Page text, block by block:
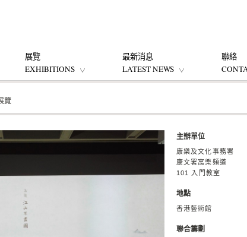
展覽
EXHIBITIONS
最新消息
LATEST NEWS
聯絡
覽
主辦單位
康樂及文化事務署
康文署寓樂頻道
101 入門教室
地點
香港藝術館
聯合籌劃